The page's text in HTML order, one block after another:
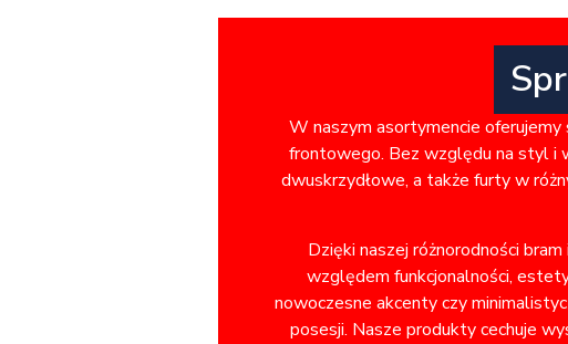
W naszym asortymencie
frontowego. Bez względu na styl i
dwuskrzydłowe, a także furty w
Dzięki naszej różnorodności
względem funkcjonalności,
nowoczesne akcenty czy
posesji. Nasze produkty cechuje